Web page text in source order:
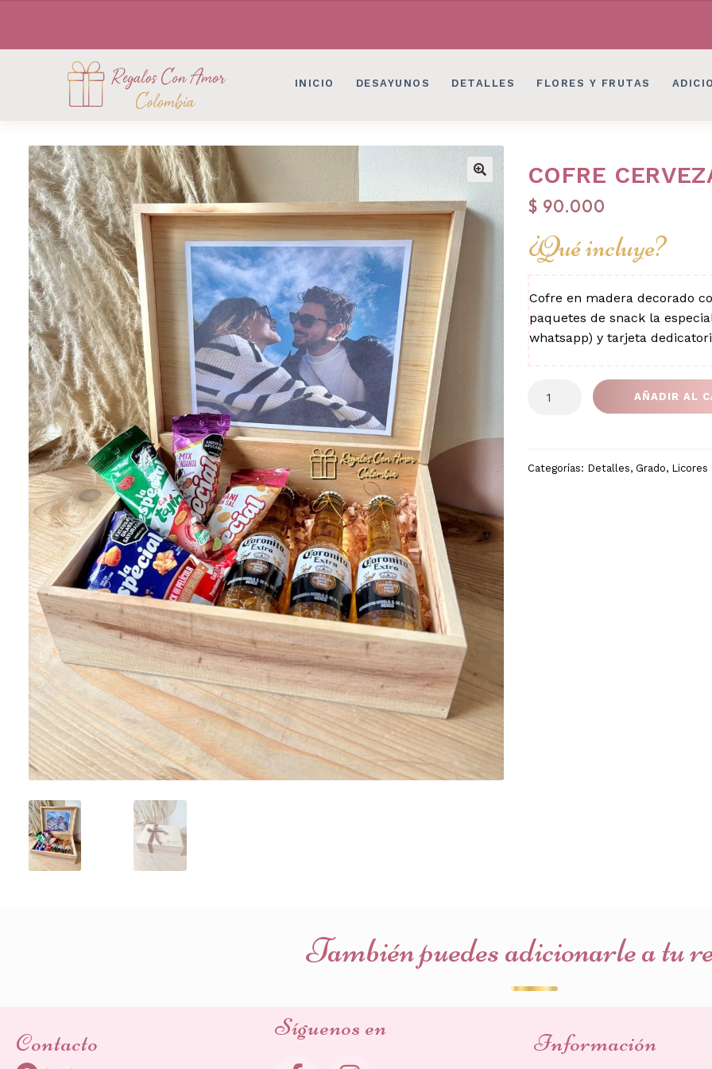
INICIO DESAYUNOS DETALLES FLORES Y FRUTAS
COFRE
$ 90.000
¿Qué incluye?
Cofre en madera decorado
paquetes de snack la
whatsapp) y tarjeta
cantidad
AÑADIR AL
Categorías: Detalles, Grado, Licores
También puedes adicionarle a tu
Contacto
Síguenos en
Información